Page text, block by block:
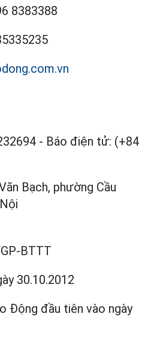
8383388
- Báo điện tử: (+84
Bạch, phường Cầu
BTTT
30.10.2012
Động đầu tiên vào ngày